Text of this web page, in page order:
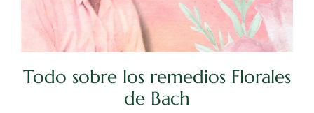
Todo sobre los remedios Florales
de Bach